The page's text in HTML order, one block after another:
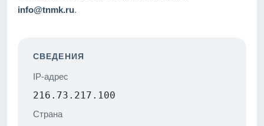
info@tnmk.ru.
СВЕДЕНИЯ
IP-адрес
216.73.217.100
Страна